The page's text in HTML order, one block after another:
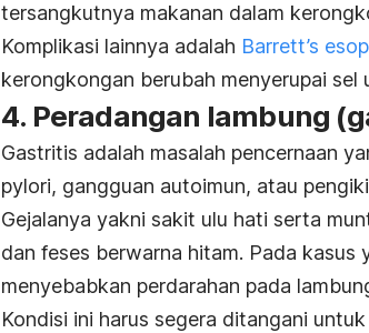
tersangkutnya makanan dalam
Komplikasi lainnya adalah Barrett’s
kerongkongan berubah menyerupai sel
4. Peradangan lambung
Gastritis adalah masalah pencernaan
pylori, gangguan autoimun, atau
Gejalanya yakni sakit ulu hati serta
dan feses berwarna hitam. Pada
menyebabkan perdarahan pada
Kondisi ini harus segera ditangani